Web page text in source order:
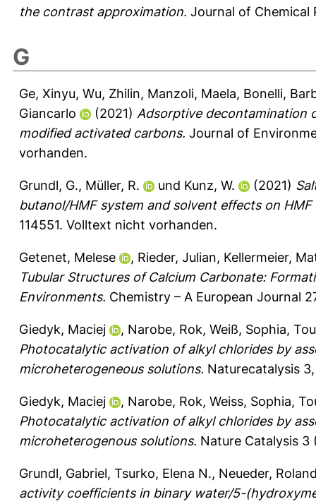
the contrast approximation. Journal of Chemical
G
Ge, Xinyu, Wu, Zhilin, Manzoli, Maela, Bonelli,
Giancarlo
(2021) Adsorptive decontamination
modified activated carbons. Journal of
vorhanden.
Grundl, G., Müller, R. und Kunz, W. (2021)
butanol/HMF system and solvent effects on
114551. Volltext nicht vorhanden.
Getenet, Melese , Rieder, Julian, Kellermeier,
Tubular Structures of Calcium Carbonate:
Environments. Chemistry – A European Journal
Giedyk, Maciej , Narobe, Rok, Weiß, Sophia,
Photocatalytic activation of alkyl chlorides by
microheterogeneous solutions. Naturecatalysis
Giedyk, Maciej , Narobe, Rok, Weiss, Sophia,
Photocatalytic activation of alkyl chlorides by
microheterogenous solutions. Nature Catalysis 3
Grundl, Gabriel, Tsurko, Elena N., Neueder,
activity coefficients in binary water/5-​